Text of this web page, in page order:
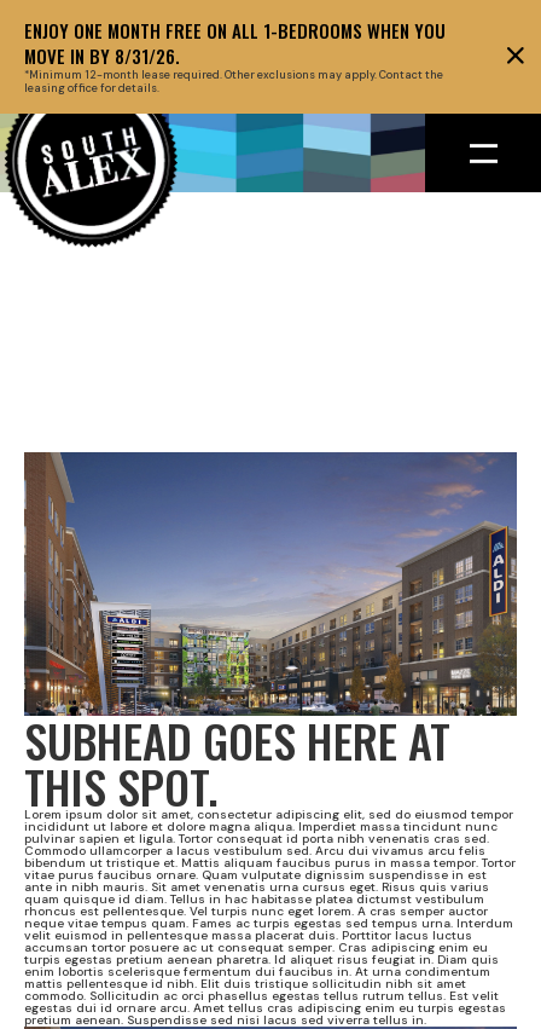
ENJOY ONE MONTH FREE ON ALL 1-BEDROOMS WHEN YOU
MOVE IN BY 8/31/26.
*Minimum 12-month lease required. Other exclusions may apply. Contact the
leasing office for details.
Back to floor plans
March 27, 2019
HEADLINE ABOUT
THE EVENT GOES
SUBHEAD GOES HERE AT
THIS SPOT.
Lorem ipsum dolor sit amet, consectetur adipiscing elit, sed do eiusmod tempor
incididunt ut labore et dolore magna aliqua. Imperdiet massa tincidunt nunc
pulvinar sapien et ligula. Tortor consequat id porta nibh venenatis cras sed.
Commodo ullamcorper a lacus vestibulum sed. Arcu dui vivamus arcu felis
bibendum ut tristique et. Mattis aliquam faucibus purus in massa tempor. Tortor
vitae purus faucibus ornare. Quam vulputate dignissim suspendisse in est
ante in nibh mauris. Sit amet venenatis urna cursus eget. Risus quis varius
quam quisque id diam. Tellus in hac habitasse platea dictumst vestibulum
rhoncus est pellentesque. Vel turpis nunc eget lorem. A cras semper auctor
neque vitae tempus quam. Fames ac turpis egestas sed tempus urna. Interdum
velit euismod in pellentesque massa placerat duis. Porttitor lacus luctus
accumsan tortor posuere ac ut consequat semper. Cras adipiscing enim eu
turpis egestas pretium aenean pharetra. Id aliquet risus feugiat in. Diam quis
enim lobortis scelerisque fermentum dui faucibus in. At urna condimentum
mattis pellentesque id nibh. Elit duis tristique sollicitudin nibh sit amet
commodo. Sollicitudin ac orci phasellus egestas tellus rutrum tellus. Est velit
egestas dui id ornare arcu. Amet tellus cras adipiscing enim eu turpis egestas
pretium aenean. Suspendisse sed nisi lacus sed viverra tellus in.